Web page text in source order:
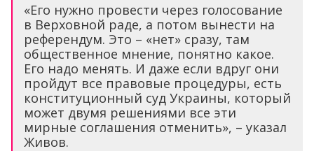
«Его нужно провести через голосование
в Верховной раде, а потом вынести на
референдум. Это – «нет» сразу, там
общественное мнение, понятно какое.
Его надо менять. И даже если вдруг они
пройдут все правовые процедуры, есть
конституционный суд Украины, который
может двумя решениями все эти
мирные соглашения отменить», – указал
Живов.